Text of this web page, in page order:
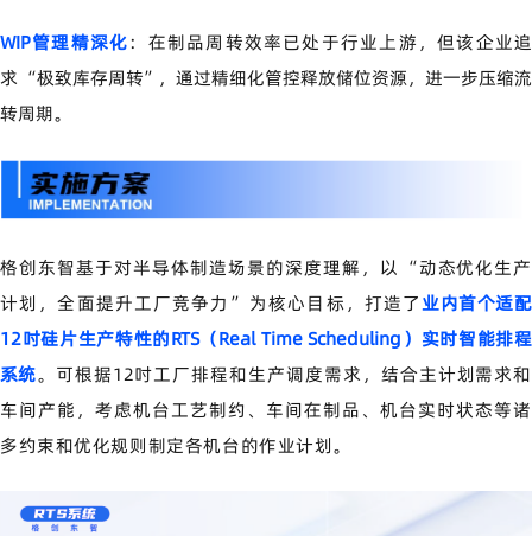
WIP管理精深化：在制品周转效率已处于行业上游，但该企业追
求 “极致库存周转” ，通过精细化管控释放储位资源，进一步压缩流
转周期。
格创东智基于对半导体制造场景的深度理解，以 “动态优化生产
计划，全面提升工厂竞争力 ” 为核心目标，打造了业内首个适配
12吋硅片生产特性的RTS（Real Time Scheduling）实时智能排程
系统。可根据12吋工厂排程和生产调度需求，结合主计划需求和
车间产能，考虑机台工艺制约、车间在制品、机台实时状态等诸
多约束和优化规则制定各机台的作业计划。